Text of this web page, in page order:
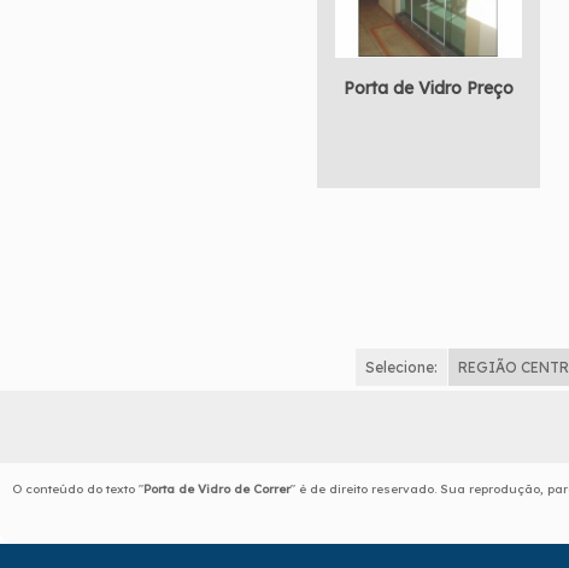
Porta de Vidro Preço
Selecione: REGIÃO
O conteúdo do texto "Porta de Vidro de Correr" é de direito reservado. Sua reprodução,